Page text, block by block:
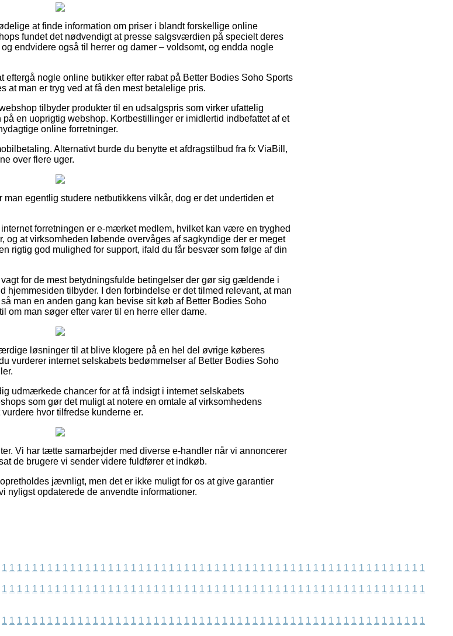
at finde information om priser i blandt forskellige online
fundet det nødvendigt at presse salgsværdien på specielt deres
endvidere også til herrer og damer – voldsomt, og endda nogle
eftergå nogle online butikker efter rabat på Better Bodies Soho Sports
at man er tryg ved at få den mest betalelige pris.
tilbyder produkter til en udsalgspris som virker ufattelig
en uoprigtig webshop. Kortbestillinger er imidlertid indbefattet af et
online forretninger.
Alternativt burde du benytte et afdragstilbud fra fx ViaBill,
over flere uger.
egentlig studere netbutikkens vilkår, dog er det undertiden et
forretningen er e-mærket medlem, hvilket kan være en tryghed
og at virksomheden løbende overvåges af sagkyndige der er meget
rigtig god mulighed for support, ifald du får besvær som følge af din
for de mest betydningsfulde betingelser der gør sig gældende i
hjemmesiden tilbyder. I den forbindelse er det tilmed relevant, at man
man en anden gang kan bevise sit køb af Better Bodies Soho
om man søger efter varer til en herre eller dame.
løsninger til at blive klogere på en hel del øvrige køberes
vurderer internet selskabets bedømmelser af Better Bodies Soho
udmærkede chancer for at få indsigt i internet selskabets
som gør det muligt at notere en omtale af virksomhedens
hvor tilfredse kunderne er.
Vi har tætte samarbejder med diverse e-handler når vi annoncerer
de brugere vi sender videre fuldfører et indkøb.
jævnligt, men det er ikke muligt for os at give garantier
nyligst opdaterede de anvendte informationer.
1 1 1 1 1 1 1 1 1 1 1 1 1 1 1 1 1 1 1 1 1 1 1 1 1 1 1 1 1 1 1 1 1 1 1 1 1 1 1 1 1 1 1 1 1 1 1 1 1 1 1 1 1 1 1 1
1 1 1 1 1 1 1 1 1 1 1 1 1 1 1 1 1 1 1 1 1 1 1 1 1 1 1 1 1 1 1 1 1 1 1 1 1 1 1 1 1 1 1 1 1 1 1 1 1 1 1 1 1 1 1 1
1 1 1 1 1 1 1 1 1 1 1 1 1 1 1 1 1 1 1 1 1 1 1 1 1 1 1 1 1 1 1 1 1 1 1 1 1 1 1 1 1 1 1 1 1 1 1 1 1 1 1 1 1 1 1 1